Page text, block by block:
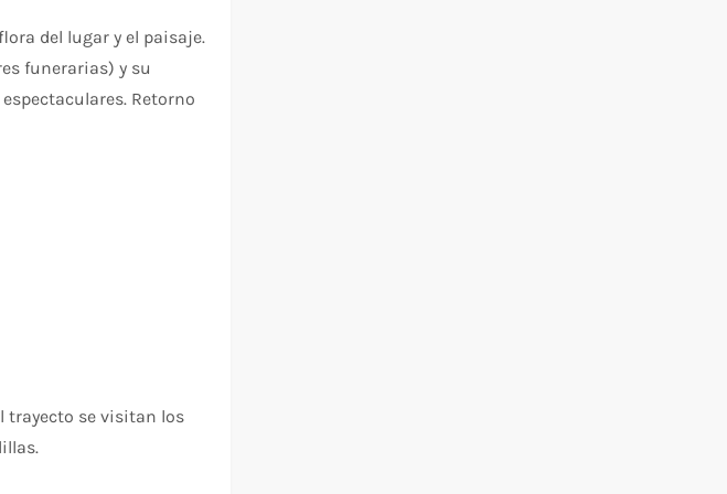
del lugar y el paisaje.
funerarias) y su
Retorno
trayecto se visitan los